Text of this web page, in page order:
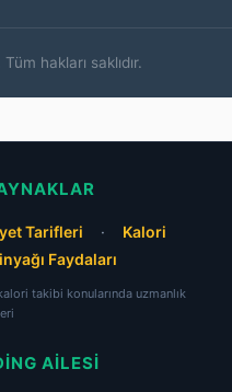
hakları saklıdır.
Tarifleri ·
Kalori
Faydaları
takibi konularında uzmanlık
AILESI